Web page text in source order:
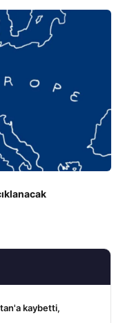
kaybetti,